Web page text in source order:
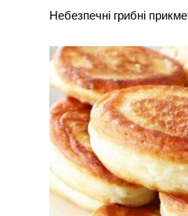
Небезпечні грибні